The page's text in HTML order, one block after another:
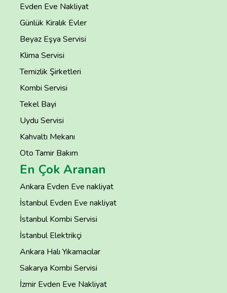
Evden Eve Nakliyat
Günlük Kiralık Evler
Beyaz Eşya Servisi
Klima Servisi
Temizlik Şirketleri
Kombi Servisi
Tekel Bayi
Uydu Servisi
Kahvaltı Mekanı
Oto Tamir Bakım
En Çok Aranan
Ankara Evden Eve nakliyat
İstanbul Evden Eve nakliyat
İstanbul Kombi Servisi
İstanbul Elektrikçi
Ankara Halı Yıkamacılar
Sakarya Kombi Servisi
İzmir Evden Eve Nakliyat